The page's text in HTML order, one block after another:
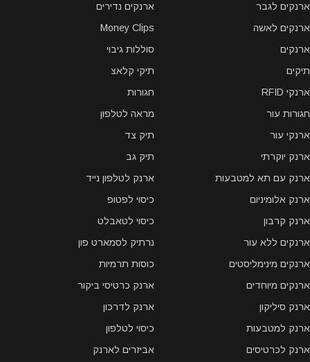
ארנקים לגבר
ארנקים לאשה
ארנקים
תיקים
ארנקי RFID
חגורות עור
ארנקי עור
ארנק יוקרתי
ארנק עם תא למטבעות
ארנק אלומיניום
ארנק קרבון
ארנקים ללא עור
ארנקים מינימליסטים
ארנקים מיוחדים
ארנק סיליקון
ארנק למטבעות
ארנק לכרטיסים
ארנקים נדירים
Money Clips
סוללות גיבוי
תיקי קלאצ
חגורות
מראה לטלפון
תיק צד
תיק גב
ארנק לטלפון נייד
כיסוי לפטופ
כיסוי לטאבלט
נרתיק לסמארט פון
כוסות תרמיות
ארנק כרטיסי ביקור
ארנק לדרכון
כיסוי לטלפון
אביזרים לארנק